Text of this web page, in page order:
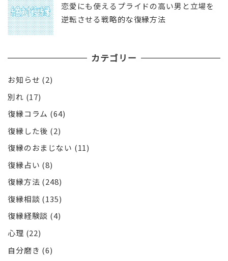
恋愛にも使えるプライドの高い男と立場を
逆転させる戦略的な復縁方法
カテゴリー
お知らせ (2)
別れ (17)
復縁コラム (64)
復縁した後 (2)
復縁のおまじない (11)
復縁占い (8)
復縁方法 (248)
復縁相談 (135)
復縁経験談 (4)
心理 (22)
自分磨き (6)